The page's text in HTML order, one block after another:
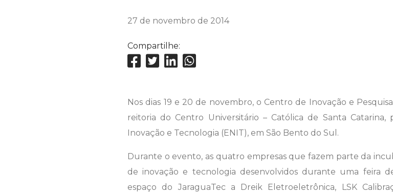
27 de novembro de 2014
Compartilhe:
Nos dias 19 e 20 de novembro, o Centro de Inovação e
reitoria do Centro Universitário – Católica de Santa
Inovação e Tecnologia (ENIT), em São Bento do Sul.
Durante o evento, as quatro empresas que fazem parte da
de inovação e tecnologia desenvolvidos durante uma feira
espaço do JaraguaTec a Dreik Eletroeletrônica, LSK